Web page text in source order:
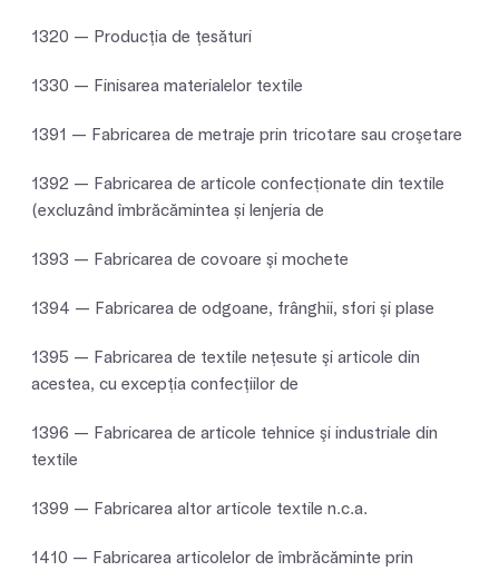
1320 — Producţia de ţesături
1330 — Finisarea materialelor textile
1391 — Fabricarea de metraje prin tricotare sau croşetare
1392 — Fabricarea de articole confecționate din textile
(excluzând îmbrăcămintea și lenjeria de
1393 — Fabricarea de covoare şi mochete
1394 — Fabricarea de odgoane, frânghii, sfori şi plase
1395 — Fabricarea de textile neţesute şi articole din
acestea, cu excepţia confecţiilor de
1396 — Fabricarea de articole tehnice şi industriale din
textile
1399 — Fabricarea altor articole textile n.c.a.
1410 — Fabricarea articolelor de îmbrăcăminte prin